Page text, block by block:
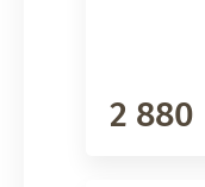
2 880